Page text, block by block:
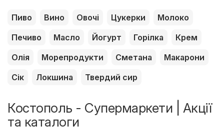
Пиво Вино Овочі Цукерки
Молоко
Печиво
Масло Йогурт Горілка
Крем
Олія
Морепродукти Сметана
Макарони
Сік
Локшина Твердий сир
Костополь - Супермаркети | Акції
та каталоги